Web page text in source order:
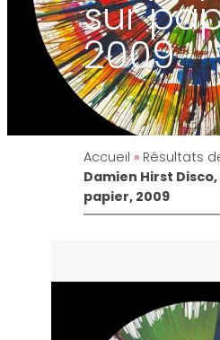
sur
2009
Accueil » Résultats
Damien Hirst
papier, 2009